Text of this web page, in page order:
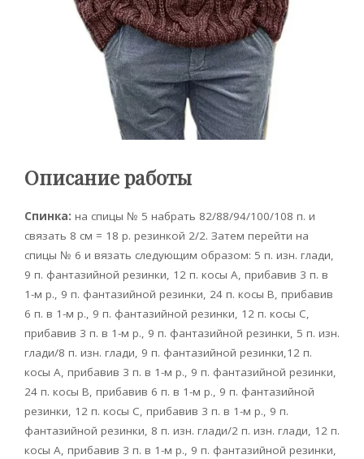
Описание работы
Спинка: на спицы № 5 набрать 82/88/94/100/108 п. и
связать 8 см = 18 р. резинкой 2/2. Затем перейти на
спицы № 6 и вязать следующим образом: 5 п. изн. глади,
9 п. фантазийной резинки, 12 п. косы А, прибавив 3 п. в
1-м р., 9 п. фантазийной резинки, 24 п. косы В, прибавив
6 п. в 1-м р., 9 п. фантазийной резинки, 12 п. косы С,
прибавив 3 п. в 1-м р., 9 п. фантазийной резинки, 5 п. изн.
глади/8 п. изн. глади, 9 п. фантазийной резинки,12 п.
косы А, прибавив 3 п. в 1-м р., 9 п. фантазийной резинки,
24 п. косы В, прибавив 6 п. в 1-м р., 9 п. фантазийной
резинки, 12 п. косы С, прибавив 3 п. в 1-м р., 9 п.
фантазийной резинки, 8 п. изн. глади/2 п. изн. глади, 12 п.
косы А, прибавив 3 п. в 1-м р., 9 п. фантазийной резинки,